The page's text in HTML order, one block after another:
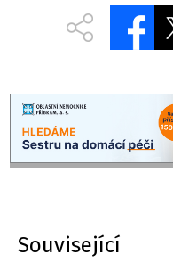
Související